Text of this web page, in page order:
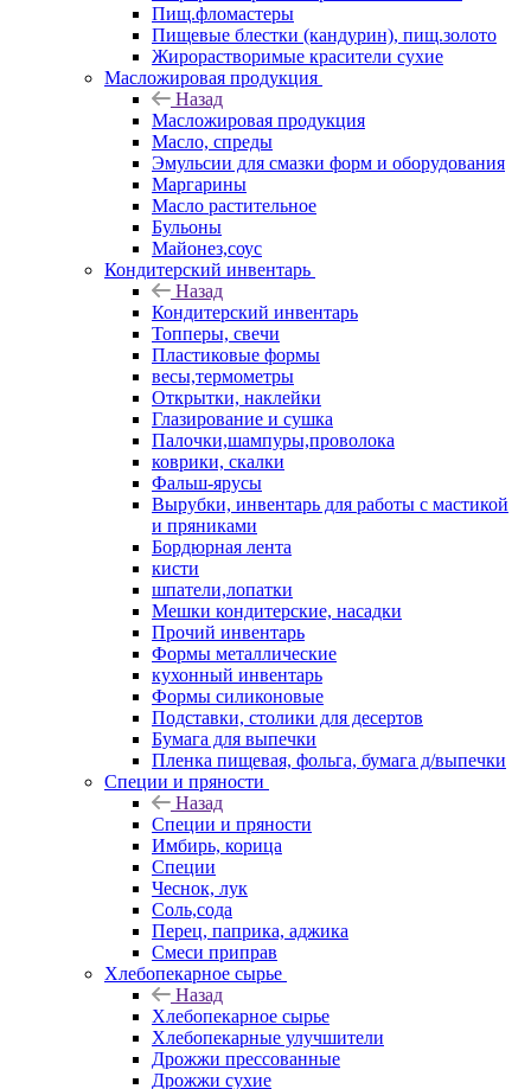
Пищ.фломастеры
Пищевые блестки (кандурин), пищ.золото
Жирорастворимые красители сухие
Масложировая продукция
Назад
Масложировая продукция
Масло, спреды
Эмульсии для смазки форм и оборудования
Маргарины
Масло растительное
Бульоны
Майонез,соус
Кондитерский инвентарь
Назад
Кондитерский инвентарь
Топперы, свечи
Пластиковые формы
весы,термометры
Открытки, наклейки
Глазирование и сушка
Палочки,шампуры,проволока
коврики, скалки
Фальш-ярусы
Вырубки, инвентарь для работы с мастикой
и пряниками
Бордюрная лента
кисти
шпатели,лопатки
Мешки кондитерские, насадки
Прочий инвентарь
Формы металлические
кухонный инвентарь
Формы силиконовые
Подставки, столики для десертов
Бумага для выпечки
Пленка пищевая, фольга, бумага д/выпечки
Специи и пряности
Назад
Специи и пряности
Имбирь, корица
Специи
Чеснок, лук
Соль,сода
Перец, паприка, аджика
Смеси приправ
Хлебопекарное сырье
Назад
Хлебопекарное сырье
Хлебопекарные улучшители
Дрожжи прессованные
Дрожжи сухие